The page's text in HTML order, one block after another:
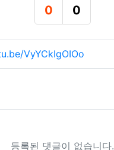
0
추천
0
비추천
VyYCkIgOIOo
등록된 댓글이 없습니다.